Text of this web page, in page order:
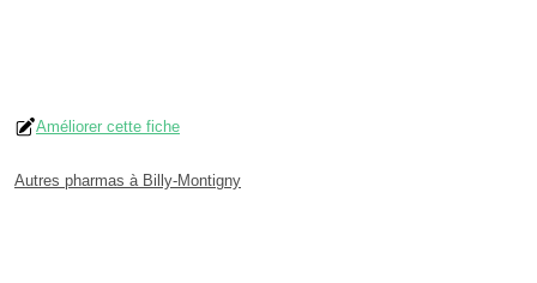
Améliorer cette fiche
Autres pharmas à Billy-Montigny